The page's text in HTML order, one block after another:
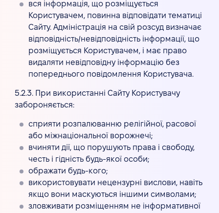
вся інформація, що розміщується
Користувачем, повинна відповідати тематиці
Сайту. Адміністрація на свій розсуд визначає
відповідність/невідповідність інформації, що
розміщується Користувачем, і має право
видаляти невідповідну інформацію без
попереднього повідомлення Користувача.
5.2.3. При використанні Сайту Користувачу
забороняється:
сприяти розпалюванню релігійної, расової
або міжнаціональної ворожнечі;
вчиняти дії, що порушують права і свободу,
честь і гідність будь-якої особи;
ображати будь-кого;
використовувати нецензурні вислови, навіть
якщо вони маскуються іншими символами;
зловживати розміщенням не інформативної